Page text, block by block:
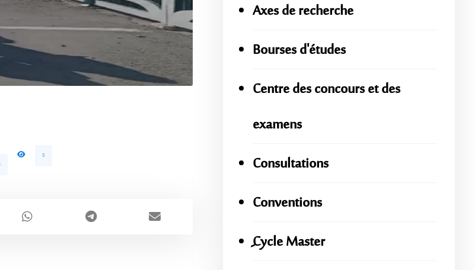
5
Axes de recherche
Bourses d'études
Centre des concours et des
examens
Consultations
Conventions
ِِِCycle Master